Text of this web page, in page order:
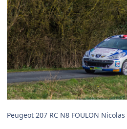
Peugeot 207 RC N8 FOULON